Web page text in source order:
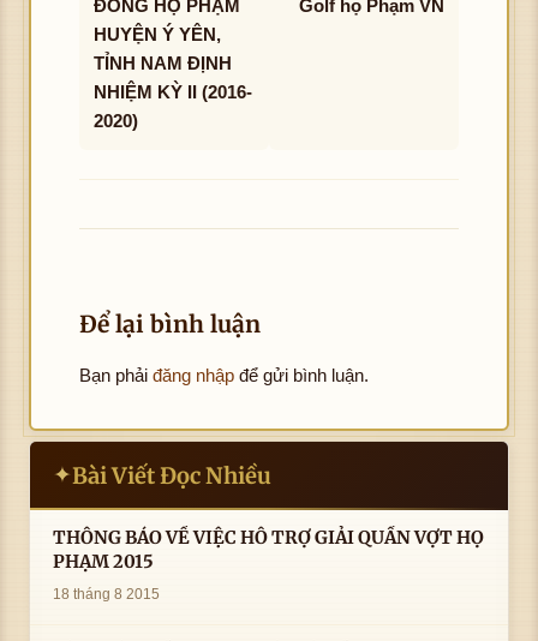
ĐỒNG HỌ PHẠM
HUYỆN Ý YÊN,
TỈNH NAM ĐỊNH
NHIỆM KỲ II (2016-
2020)
Golf họ Phạm VN
Để lại bình luận
Bạn phải đăng nhập để gửi bình luận.
✦Bài Viết Đọc Nhiều
THÔNG BÁO VỀ VIỆC HỖ TRỢ GIẢI QUẦN VỢT HỌ
PHẠM 2015
18 tháng 8 2015